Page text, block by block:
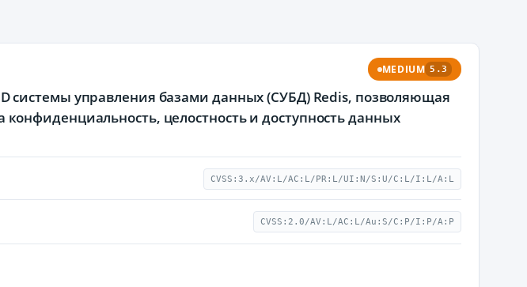
MEDIUM 5.3
системы управления базами данных (СУБД) Redis, позволяющая
целостность и доступность данных
CVSS:3.x/AV:L/AC:L/PR:L/UI:N/S:U/C:L/I:L/A:L
CVSS:2.0/AV:L/AC:L/Au:S/C:P/I:P/A:P